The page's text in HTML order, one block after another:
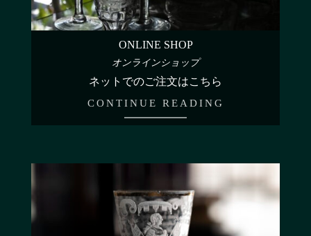
ONLINE SHOP
オンラインショップ
ネットでのご注文はこちら
CONTINUE READING